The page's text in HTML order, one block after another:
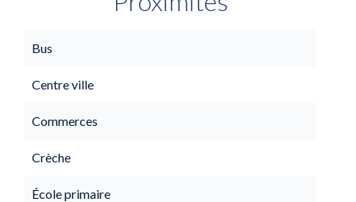
Bus
Centre ville
Commerces
Crèche
École primaire